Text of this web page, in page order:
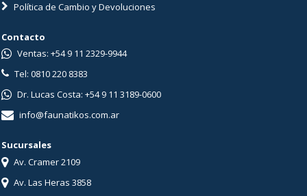
Política de Cambio y Devoluciones
Contacto
Ventas: +54 9 11 2329-9944
Tel: 0810 220 8383
Dr. Lucas Costa: +54 9 11 3189-0600
info@faunatikos.com.ar
Sucursales
Av. Cramer 2109
Av. Las Heras 3858